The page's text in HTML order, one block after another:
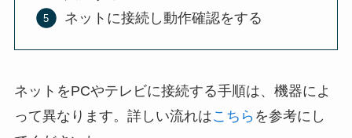
ネットに接続し動作確認をする
ネットをPCやテレビに接続する手順は、機器によ
って異なります。詳しい流れはこちら を参考にし